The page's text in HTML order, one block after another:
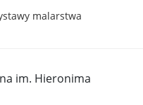
malarstwa
im. Hieronima